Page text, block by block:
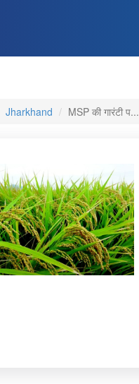
Jharkhand MSP की गारंटी प...